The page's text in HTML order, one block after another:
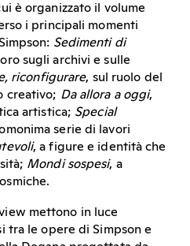
è organizzato il volume
i principali momenti
Sedimenti di
sugli archivi e sulle
riconfigurare, sul ruolo del
creativo; Da allora a oggi,
artistica; Special
serie di lavori
, a figure e identità che
Mondi sospesi, a
mettono in luce
tra le opere di Simpson e